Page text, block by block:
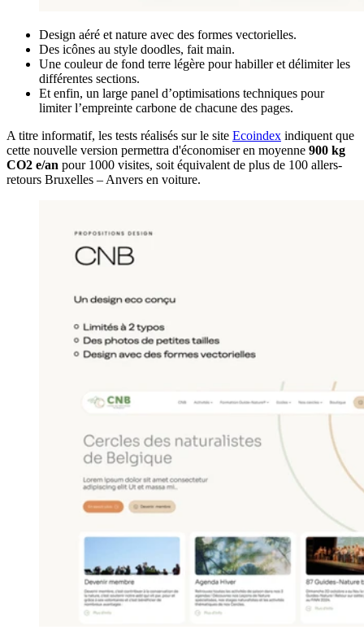
Design aéré et nature avec des formes vectorielles.
Des icônes au style doodles, fait main.
Une couleur de fond terre légère pour habiller et délimiter les
différentes sections.
Et enfin, un large panel d’optimisations techniques pour
limiter l’empreinte carbone de chacune des pages.
A titre informatif, les tests réalisés sur le site Ecoindex indiquent que
cette nouvelle version permettra d'économiser en moyenne 900 kg
CO2 e/an pour 1000 visites, soit équivalent de plus de 100 allers-
retours Bruxelles – Anvers en voiture.